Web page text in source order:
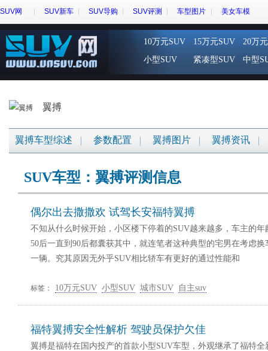
SUV网 SUV新车 SUV导购 SUV评测 车型图片 美女车模
10万元SUV 15万元SUV
20万
小型SUV
紧凑型SUV 中型
翼搏
翼搏车型综述 参数配置 翼搏图片 翼搏资讯
SUV车型：翼搏评测信息
偶尔出去撒撒欢 试驾长安福特翼搏
不知从什么时候开始，小区楼下停着的SUV越来越多，车主的
50后一直到90后都囊获其中，就连笔者这种典型的宅男在考虑
一辆。究其原因无外乎SUV相比轿车有更好的通过性能和
标签： 10万元SUV 小型SUV 城市SUV 自主suv
福特翼搏安全性解析 驾驶员保护欠佳
翼搏是福特在国内投产的首款小型SUV车型，外观继承了福特